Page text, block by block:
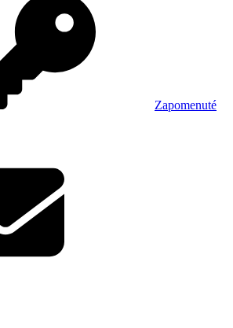
Zapomenuté